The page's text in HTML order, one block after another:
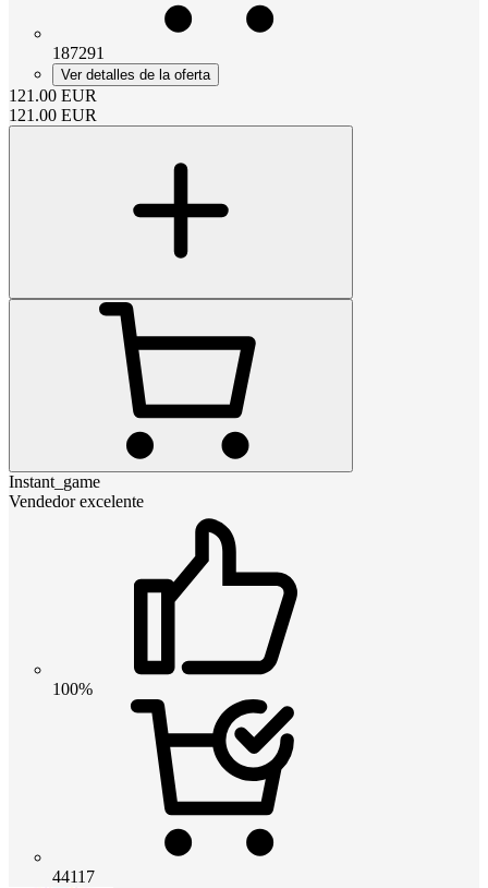
187291
Ver detalles de la oferta
121.00 EUR
121.00 EUR
Instant_game
Vendedor excelente
100%
44117